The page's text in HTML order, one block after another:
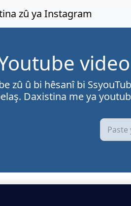
zû ya Instagram
zû û bi hêsanî bi
Daxistina me ya